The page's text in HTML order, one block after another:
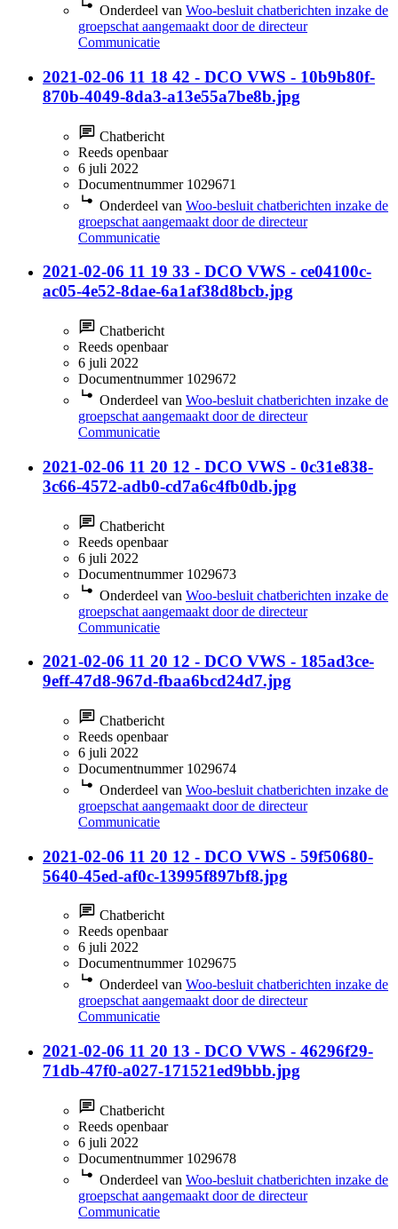
Onderdeel van Woo-besluit chatberichten inzake de
groepschat aangemaakt door de directeur
Communicatie
2021-02-06 11 18 42 - DCO VWS - 10b9b80f-
870b-4049-8da3-a13e55a7be8b.jpg
Chatbericht
Reeds openbaar
6 juli 2022
Documentnummer 1029671
Onderdeel van Woo-besluit chatberichten inzake de
groepschat aangemaakt door de directeur
Communicatie
2021-02-06 11 19 33 - DCO VWS - ce04100c-
ac05-4e52-8dae-6a1af38d8bcb.jpg
Chatbericht
Reeds openbaar
6 juli 2022
Documentnummer 1029672
Onderdeel van Woo-besluit chatberichten inzake de
groepschat aangemaakt door de directeur
Communicatie
2021-02-06 11 20 12 - DCO VWS - 0c31e838-
3c66-4572-adb0-cd7a6c4fb0db.jpg
Chatbericht
Reeds openbaar
6 juli 2022
Documentnummer 1029673
Onderdeel van Woo-besluit chatberichten inzake de
groepschat aangemaakt door de directeur
Communicatie
2021-02-06 11 20 12 - DCO VWS - 185ad3ce-
9eff-47d8-967d-fbaa6bcd24d7.jpg
Chatbericht
Reeds openbaar
6 juli 2022
Documentnummer 1029674
Onderdeel van Woo-besluit chatberichten inzake de
groepschat aangemaakt door de directeur
Communicatie
2021-02-06 11 20 12 - DCO VWS - 59f50680-
5640-45ed-af0c-13995f897bf8.jpg
Chatbericht
Reeds openbaar
6 juli 2022
Documentnummer 1029675
Onderdeel van Woo-besluit chatberichten inzake de
groepschat aangemaakt door de directeur
Communicatie
2021-02-06 11 20 13 - DCO VWS - 46296f29-
71db-47f0-a027-171521ed9bbb.jpg
Chatbericht
Reeds openbaar
6 juli 2022
Documentnummer 1029678
Onderdeel van Woo-besluit chatberichten inzake de
groepschat aangemaakt door de directeur
Communicatie